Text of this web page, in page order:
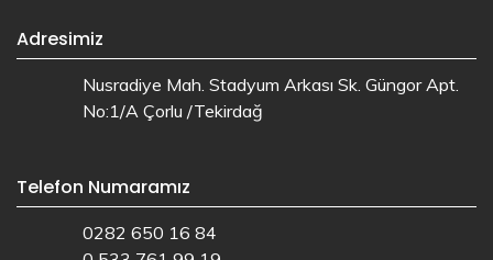
Adresimiz
Nusradiye Mah. Stadyum Arkası Sk. Güngor Apt.
No:1/A Çorlu /Tekirdağ
Telefon Numaramız
0282 650 16 84